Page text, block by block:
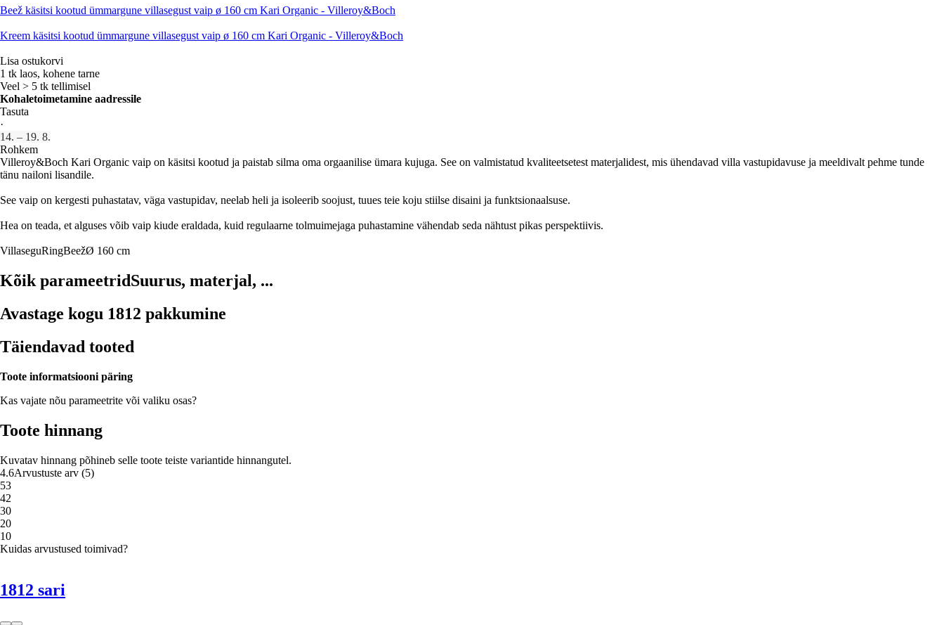
Beež käsitsi kootud ümmargune villasegust vaip ø 160 cm Kari Organic - Villeroy&Boch
Kreem käsitsi kootud ümmargune villasegust vaip ø 160 cm Kari Organic - Villeroy&Boch
Lisa ostukorvi
1 tk laos, kohene tarne
Veel > 5 tk tellimisel
Kohaletoimetamine aadressile
Tasuta
·
14. – 19. 8.
Rohkem
Villeroy&Boch Kari Organic vaip on käsitsi kootud ja paistab silma oma orgaanilise ümara kujuga. See on valmistatud kvaliteetsetest materjalidest, mis ühendavad villa vastupidavuse ja meeldivalt pehme tunde
tänu nailoni lisandile.
See vaip on kergesti puhastatav, väga vastupidav, neelab heli ja isoleerib soojust, tuues teie koju stiilse disaini ja funktsionaalsuse.
Hea on teada, et alguses võib vaip kiude eraldada, kuid regulaarne tolmuimejaga puhastamine vähendab seda nähtust pikas perspektiivis.
VillaseguRingBeežØ 160 cm
Kõik parameetridSuurus, materjal, ...
Avastage kogu 1812 pakkumine
Täiendavad tooted
Toote informatsiooni päring
Kas vajate nõu parameetrite või valiku osas?
Toote hinnang
Kuvatav hinnang põhineb selle toote teiste variantide hinnangutel.
4.6Arvustuste arv (5)
53
42
30
20
10
Kuidas arvustused toimivad?
1812 sari